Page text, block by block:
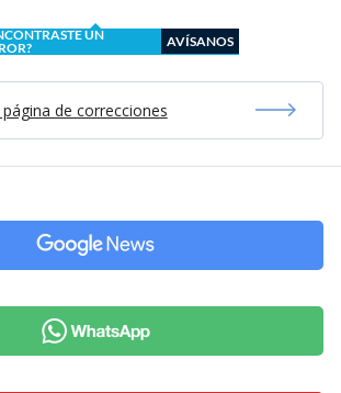
UN
AVÍSANOS
de correcciones